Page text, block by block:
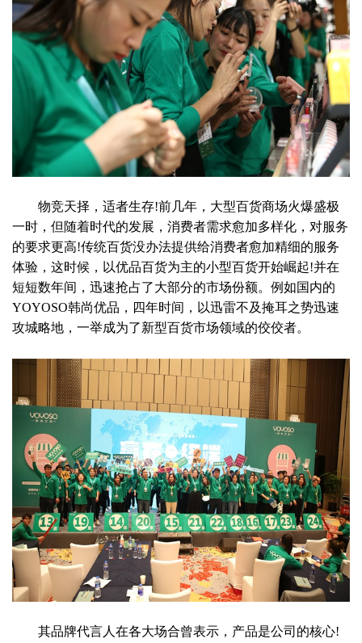
物竞天择，适者生存!前几年，大型百货商场火爆盛极
一时，但随着时代的发展，消费者需求愈加多样化，对服务
的要求更高!传统百货没办法提供给消费者愈加精细的服务
体验，这时候，以优品百货为主的小型百货开始崛起!并在
短短数年间，迅速抢占了大部分的市场份额。例如国内的
YOYOSO韩尚优品，四年时间，以迅雷不及掩耳之势迅速
攻城略地，一举成为了新型百货市场领域的佼佼者。
其品牌代言人在各大场合曾表示，产品是公司的核心!